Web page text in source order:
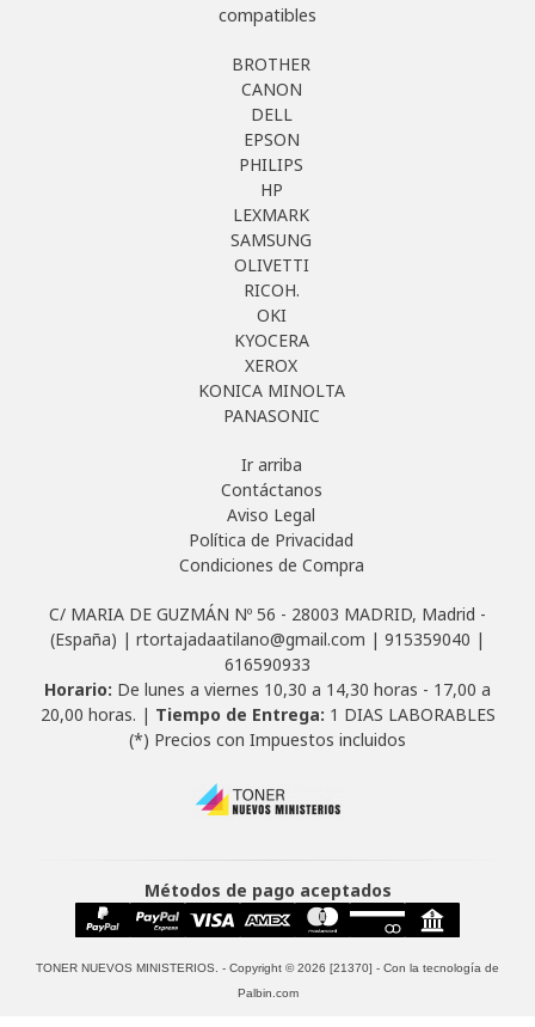
compatibles
BROTHER
CANON
DELL
EPSON
PHILIPS
HP
LEXMARK
SAMSUNG
OLIVETTI
RICOH.
OKI
KYOCERA
XEROX
KONICA MINOLTA
PANASONIC
Ir arriba
Contáctanos
Aviso Legal
Política de Privacidad
Condiciones de Compra
C/ MARIA DE GUZMÁN Nº 56 - 28003 MADRID, Madrid -
(España) | rtortajadaatilano@gmail.com | 915359040 |
616590933
Horario: De lunes a viernes 10,30 a 14,30 horas - 17,00 a
20,00 horas. | Tiempo de Entrega: 1 DIAS LABORABLES
(*) Precios con Impuestos incluidos
Métodos de pago aceptados
TONER NUEVOS MINISTERIOS. - Copyright © 2026 [21370] - Con la tecnología de
Palbin.com